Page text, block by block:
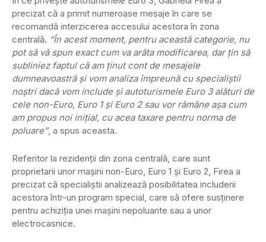
precizat că a primit numeroase mesaje în care se
recomandă interzicerea accesului acestora în zona
centrală. “În acest moment, pentru această categorie, nu
pot să vă spun exact cum va arăta modificarea, dar ţin să
subliniez faptul că am ţinut cont de mesajele
dumneavoastră şi vom analiza împreună cu specialiştii
noştri dacă vom include şi autoturismele Euro 3 alături de
cele non-Euro, Euro 1 şi Euro 2 sau vor rămâne aşa cum
am propus noi iniţial, cu acea taxare pentru norma de
poluare”, a spus aceasta.
Referitor la rezidenţii din zona centrală, care sunt
proprietarii unor maşini non-Euro, Euro 1 şi Euro 2, Firea a
precizat că specialiştii analizează posibilitatea includerii
acestora într-un program special, care să ofere susţinere
pentru achiziţia unei maşini nepoluante sau a unor
electrocasnice.